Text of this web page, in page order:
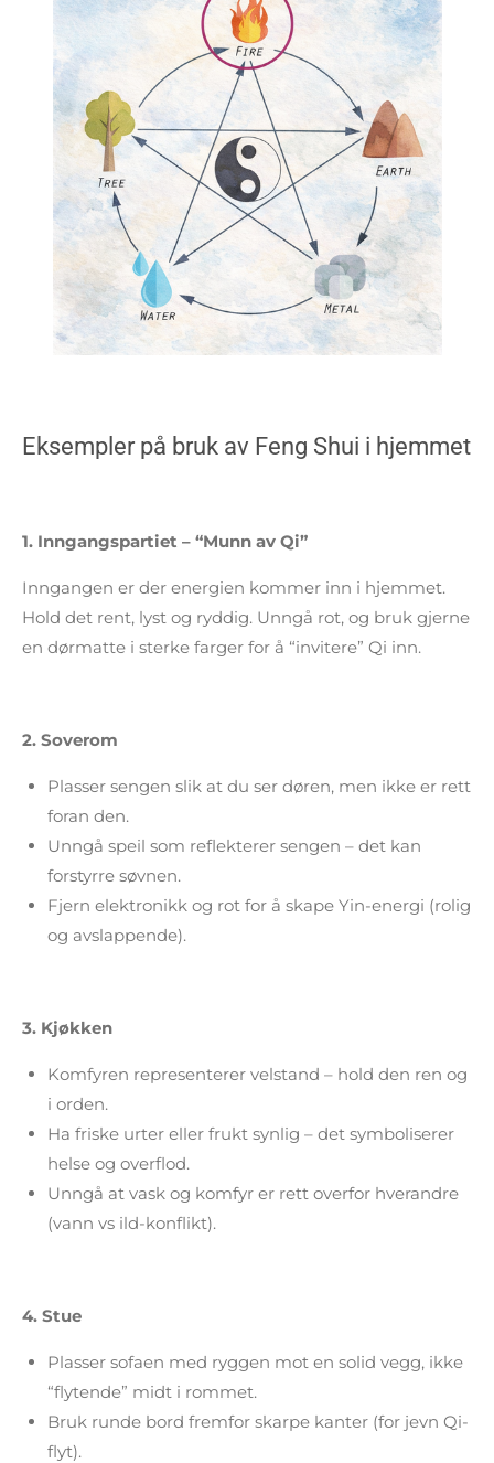
Eksempler på bruk av Feng Shui i hjemmet
1. Inngangspartiet – “Munn av Qi”
Inngangen er der energien kommer inn i hjemmet.
Hold det rent, lyst og ryddig. Unngå rot, og bruk gjerne
en dørmatte i sterke farger for å “invitere” Qi inn.
2. Soverom
Plasser sengen slik at du ser døren, men ikke er rett
foran den.
Unngå speil som reflekterer sengen – det kan
forstyrre søvnen.
Fjern elektronikk og rot for å skape Yin-energi (rolig
og avslappende).
3. Kjøkken
Komfyren representerer velstand – hold den ren og
i orden.
Ha friske urter eller frukt synlig – det symboliserer
helse og overflod.
Unngå at vask og komfyr er rett overfor hverandre
(vann vs ild-konflikt).
4. Stue
Plasser sofaen med ryggen mot en solid vegg, ikke
“flytende” midt i rommet.
Bruk runde bord fremfor skarpe kanter (for jevn Qi-
flyt).